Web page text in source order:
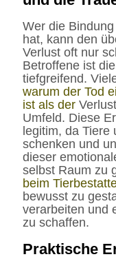
Wer die
hat, kann den
Verlust oft nur
Betroffene ist
tiefgreifend.
warum der Tod
ist als der
Umfeld. Diese
legitim, da
schenken und
dieser
selbst Raum zu
beim
bewusst zu
verarbeiten und
zu schaffen.
Praktische